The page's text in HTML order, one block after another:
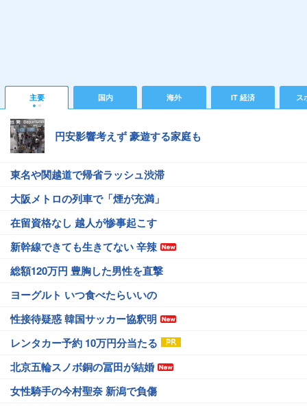
主要 国内 海外 IT 経済 ス
円安影響考えず 豪遊する家庭も
東名や関越道で帰省ラッシュ渋滞
大阪メトロの列車で「煙が充満」
在留資格なし 越人が惨事起こす
新幹線できても生きてない 辛辣
総額120万円 豊胸した男性を直撃
ヨーグルト いつ食べたらいいの
性接待疑惑 韓国サッカー協釈明
レンタカー予約 10万円分当たる
北京五輪スノボ銅の冨田が結婚
女性騎手の今村聖奈 新潟で負傷